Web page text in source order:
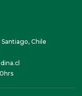
Chile